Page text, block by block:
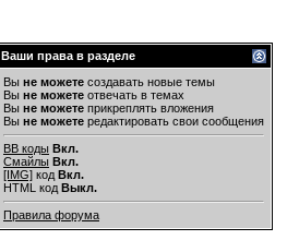
Ваши права в разделе
Вы не можете создавать новые темы
Вы не можете отвечать в темах
Вы не можете прикреплять вложения
Вы не можете редактировать свои сообщения
BB коды Вкл.
Смайлы Вкл.
[IMG] код Вкл.
HTML код Выкл.
Правила форума